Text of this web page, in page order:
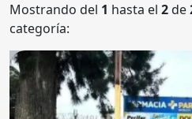
Mostrando del 1 hasta el 2de
categoría: